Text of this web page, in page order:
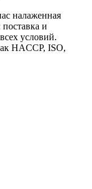
налаженная
и
условий.
HACCP, ISO,